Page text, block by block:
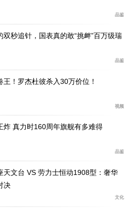
程中比精钢材质更容易损坏，
在日常佩戴的过程中腕表以及
，毕竟为了保证工具表的属
件依然是采用黑色PVD涂层的
品鉴
双秒追针，国表真的敢“挑衅”百万级瑞
品鉴
王！罗杰杜彼杀入30万价位！
视频
炸 真力时160周年旗舰有多难得
品鉴
天文台 VS 劳力士恒动1908型：奢华
决
文化